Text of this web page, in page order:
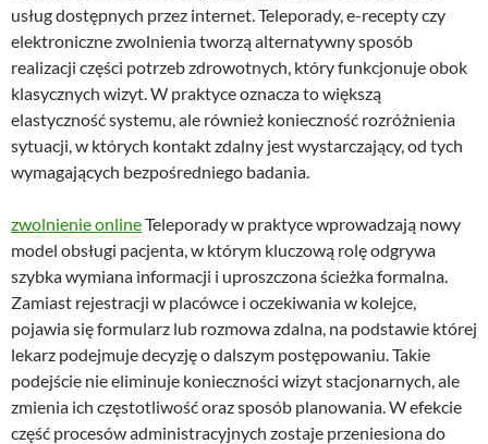
usług dostępnych przez internet. Teleporady, e-recepty czy
elektroniczne zwolnienia tworzą alternatywny sposób
realizacji części potrzeb zdrowotnych, który funkcjonuje obok
klasycznych wizyt. W praktyce oznacza to większą
elastyczność systemu, ale również konieczność rozróżnienia
sytuacji, w których kontakt zdalny jest wystarczający, od tych
wymagających bezpośredniego badania.
zwolnienie onlineTeleporady w praktyce wprowadzają nowy
model obsługi pacjenta, w którym kluczową rolę odgrywa
szybka wymiana informacji i uproszczona ścieżka formalna.
Zamiast rejestracji w placówce i oczekiwania w kolejce,
pojawia się formularz lub rozmowa zdalna, na podstawie której
lekarz podejmuje decyzję o dalszym postępowaniu. Takie
podejście nie eliminuje konieczności wizyt stacjonarnych, ale
zmienia ich częstotliwość oraz sposób planowania. W efekcie
część procesów administracyjnych zostaje przeniesiona do